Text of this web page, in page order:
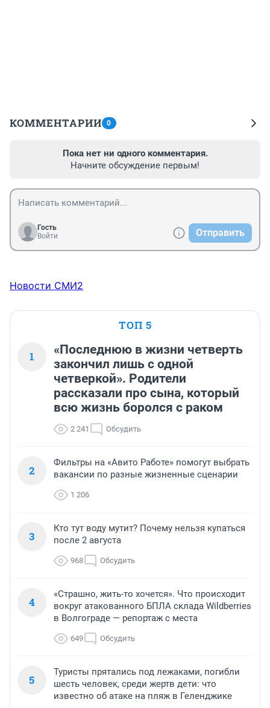
КОММЕНТАРИИ 0
Пока нет ни одного комментария.
Начните обсуждение первым!
Гость
Войти
Отправить
Новости СМИ2
ТОП 5
1
«Последнюю в жизни четверть
закончил лишь с одной
четверкой». Родители
рассказали про сына, который
всю жизнь боролся с раком
2 241 Обсудить
2
Фильтры на «Авито Работе» помогут выбрать
вакансии по разные жизненные сценарии
1 206
3
Кто тут воду мутит? Почему нельзя купаться
после 2 августа
968 Обсудить
4
«Страшно, жить-то хочется». Что происходит
вокруг атакованного БПЛА склада Wildberries
в Волгограде — репортаж с места
649 Обсудить
5
Туристы прятались под лежаками, погибли
шесть человек, среди жертв дети: что
известно об атаке на пляж в Геленджике